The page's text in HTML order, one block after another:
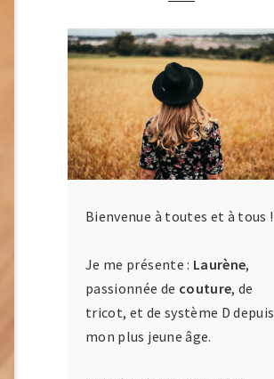
Bienvenue à toutes et à tous !
Je me présente : Laurène,
passionnée de couture, de
tricot, et de système D depuis
mon plus jeune âge.